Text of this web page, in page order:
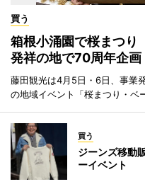
買う
箱根小涌園で桜まつ
発祥の地で70周年企画
藤田観光は4月5日・6日、事業
の地域イベント「桜まつり・ベ
買う
ジーンズ移動
ーイベント